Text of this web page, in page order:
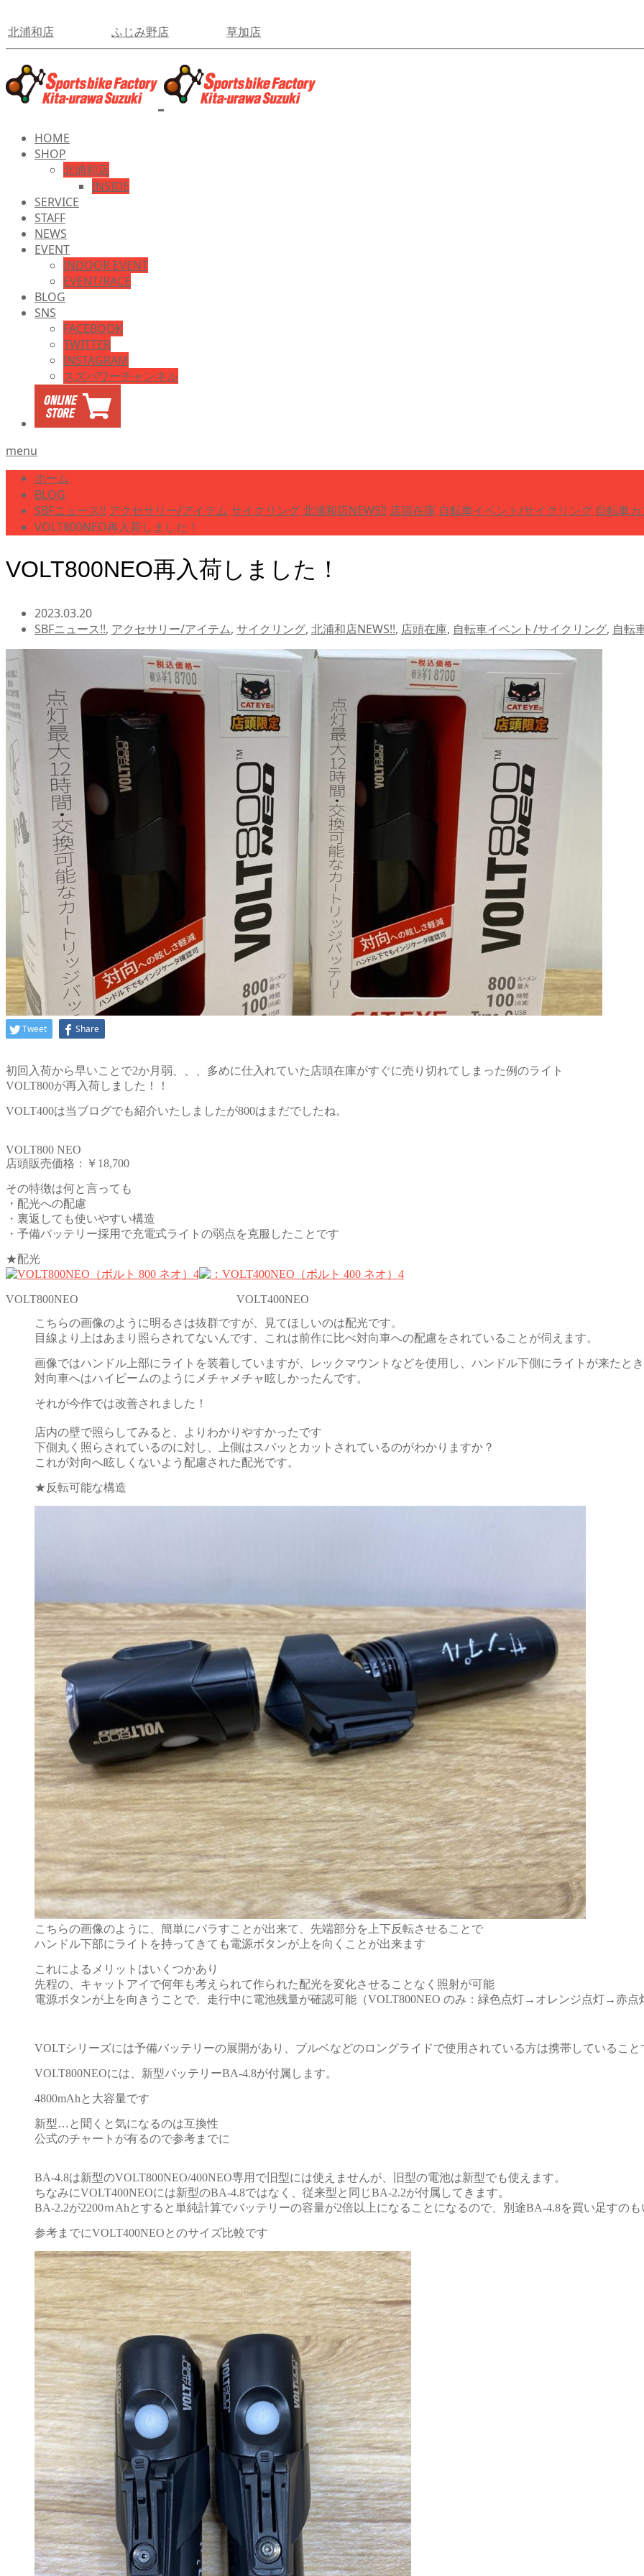
北浦和店 ふじみ野店 草加店
HOME
SHOP
北浦和店
INSIDE
SERVICE
STAFF
NEWS
EVENT
INDOOR EVENT
EVENT/RACE
BLOG
SNS
FACEBOOK
TWITTER
INSTAGRAM
スズパワーチャンネル
menu
ホーム
BLOG
SBFニュース!! アクセサリー/アイテム サイクリング北浦和店NEWS!! 店頭在庫 自転車イベント/サイクリング 自転車
VOLT800NEO再入荷しました！
VOLT800NEO再入荷しました！
2023.03.20
SBFニュース!!, アクセサリー/アイテム, サイクリング, 北浦和店NEWS!!, 店頭在庫, 自転車イベント/サイクリング, 自転
Tweet Share
初回入荷から早いことで2か月弱、、、多めに仕入れていた店頭在庫がすぐに売り切れてしまった例のライト
VOLT800が再入荷しました！！
VOLT400は当ブログでも紹介いたしましたが800はまだでしたね。
VOLT800 NEO
店頭販売価格：￥18,700
その特徴は何と言っても
・配光への配慮
・裏返しても使いやすい構造
・予備バッテリー採用で充電式ライトの弱点を克服したことです
★配光
VOLT800NEO VOLT400NEO
こちらの画像のように明るさは抜群ですが、見てほしいのは配光です。
目線より上はあまり照らされてないんです、これは前作に比べ対向車への配慮をされていることが伺えます。
画像ではハンドル上部にライトを装着していますが、レックマウントなどを使用し、ハンドル下側にライトが来たと
対向車へはハイビームのようにメチャメチャ眩しかったんです。
それが今作では改善されました！
店内の壁で照らしてみると、よりわかりやすかったです
下側丸く照らされているのに対し、上側はスパッとカットされているのがわかりますか？
これが対向へ眩しくないよう配慮された配光です。
★反転可能な構造
こちらの画像のように、簡単にバラすことが出来て、先端部分を上下反転させることで
ハンドル下部にライトを持ってきても電源ボタンが上を向くことが出来ます
これによるメリットはいくつかあり
先程の、キャットアイで何年も考えられて作られた配光を変化させることなく照射が可能
電源ボタンが上を向きうことで、走行中に電池残量が確認可能（VOLT800NEO のみ：緑色点灯→オレンジ点灯→赤点
VOLTシリーズには予備バッテリーの展開があり、ブルベなどのロングライドで使用されている方は携帯していること
VOLT800NEOには、新型バッテリーBA-4.8が付属します。
4800mAhと大容量です
新型…と聞くと気になるのは互換性
公式のチャートが有るので参考までに
BA-4.8は新型のVOLT800NEO/400NEO専用で旧型には使えませんが、旧型の電池は新型でも使えます。
ちなみにVOLT400NEOには新型のBA-4.8ではなく、従来型と同じBA-2.2が付属してきます。
BA-2.2が2200ｍAhとすると単純計算でバッテリーの容量が2倍以上になることになるので、別途BA-4.8を買い足すの
参考までにVOLT400NEOとのサイズ比較です